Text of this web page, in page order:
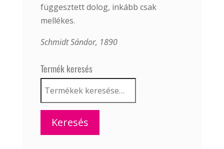
függesztett dolog, inkább csak
mellékes.
Schmidt Sándor, 1890
Termék keresés
következőre:
Keresés